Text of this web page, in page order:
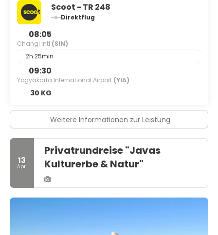
Scoot - TR 248
Direktflug
08:05
Changi Intl (SIN)
2h 25min
09:30
Yogyakarta International Airport (YIA)
30 KG
Weitere Informationen zur Leistung
13
Apr.
Privatrundreise "Javas
Kulturerbe & Natur"